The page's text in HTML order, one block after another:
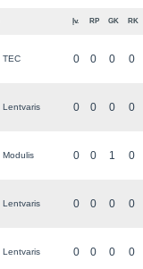
Įv. RP GK RK
TEC 0 0 0 0
Lentvaris 0 0 0 0
Modulis 0 0 1 0
Lentvaris 0 0 0 0
Lentvaris 0 0 0 0